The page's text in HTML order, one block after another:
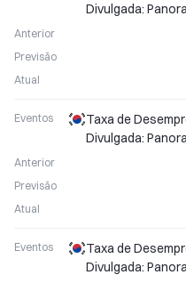
Divulgada:
Anterior
Previsão
Atual
Eventos
Taxa de
Divulgada:
Anterior
Previsão
Atual
Eventos
Taxa de
Divulgada: